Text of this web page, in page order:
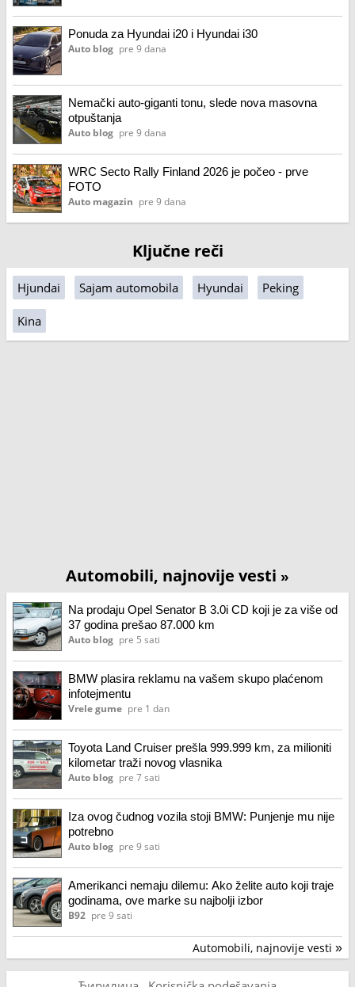
Ponuda za Hyundai i20 i Hyundai i30
Auto blog pre 9 dana
Nemački auto-giganti tonu, slede nova masovna
otpuštanja
Auto blog pre 9 dana
WRC Secto Rally Finland 2026 je počeo - prve
FOTO
Auto magazin pre 9 dana
Ključne reči
Hjundai Sajam automobila Hyundai Peking
Kina
Automobili, najnovije vesti »
Na prodaju Opel Senator B 3.0i CD koji je za više od
37 godina prešao 87.000 km
Auto blog pre 5 sati
BMW plasira reklamu na vašem skupo plaćenom
infotejmentu
Vrele gume pre 1 dan
Toyota Land Cruiser prešla 999.999 km, za milioniti
kilometar traži novog vlasnika
Auto blog pre 7 sati
Iza ovog čudnog vozila stoji BMW: Punjenje mu nije
potrebno
Auto blog pre 9 sati
Amerikanci nemaju dilemu: Ako želite auto koji traje
godinama, ove marke su najbolji izbor
B92 pre 9 sati
Automobili, najnovije vesti »